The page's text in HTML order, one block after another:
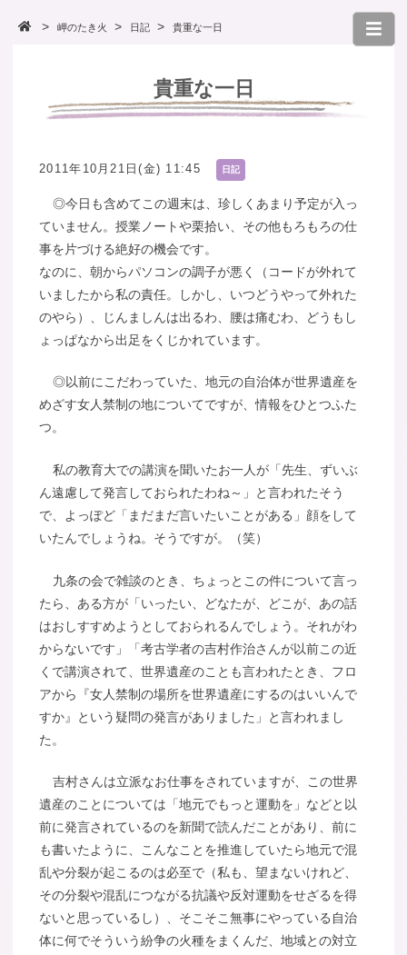
岬のたき火 日記 貴重な一日
貴重な一日
2011年10月21日(金) 11:45 日記
◎今日も含めてこの週末は、珍しくあまり予定が入っ
ていません。授業ノートや栗拾い、その他もろもろの仕
事を片づける絶好の機会です。
なのに、朝からパソコンの調子が悪く（コードが外れて
いましたから私の責任。しかし、いつどうやって外れた
のやら）、じんましんは出るわ、腰は痛むわ、どうもし
ょっぱなから出足をくじかれています。
◎以前にこだわっていた、地元の自治体が世界遺産を
めざす女人禁制の地についてですが、情報をひとつふた
つ。
私の教育大での講演を聞いたお一人が「先生、ずいぶ
ん遠慮して発言しておられたわね～」と言われたそう
で、よっぽど「まだまだ言いたいことがある」顔をして
いたんでしょうね。そうですが。（笑）
九条の会で雑談のとき、ちょっとこの件について言っ
たら、ある方が「いったい、どなたが、どこが、あの話
はおしすすめようとしておられるんでしょう。それがわ
からないです」「考古学者の吉村作治さんが以前この近
くで講演されて、世界遺産のことも言われたとき、フロ
アから『女人禁制の場所を世界遺産にするのはいいんで
すか』という疑問の発言がありました」と言われまし
た。
吉村さんは立派なお仕事をされていますが、この世界
遺産のことについては「地元でもっと運動を」などと以
前に発言されているのを新聞で読んだことがあり、前に
も書いたように、こんなことを推進していたら地元で混
乱や分裂が起こるのは必至で（私も、望まないけれど、
その分裂や混乱につながる抗議や反対運動をせざるを得
ないと思っているし）、そこそこ無事にやっている自治
体に何でそういう紛争の火種をまくんだ、地域との対立